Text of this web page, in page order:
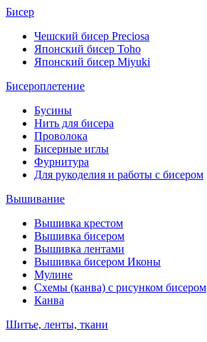
Бисер
Чешский бисер Preciosa
Японский бисер Toho
Японский бисер Miyuki
Бисероплетение
Бусины
Нить для бисера
Проволока
Бисерные иглы
Фурнитура
Для рукоделия и работы с бисером
Вышивание
Вышивка крестом
Вышивка бисером
Вышивка лентами
Вышивка бисером Иконы
Мулине
Схемы (канва) с рисунком бисером
Канва
Шитье, ленты, ткани